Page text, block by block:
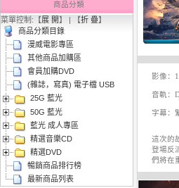
3.【平裝版藍光】[英] 太空超人
(2026)[台版字幕]
商品分類
菜單控制:【展 開】 | 【折 疊】
商品分類目錄
漫威電影專區
其他商品加購區
會員加購DVD
(雜誌，寫真) 電子檔 USB
25G 藍光
50G 藍光
藍光 成人專區
精選音樂CD
精選DVD
暢銷商品排行榜
最新商品列表
影像：
音軌：
字幕：
這次的
登場反
們將在